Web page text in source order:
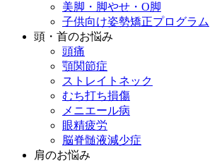
美脚・脚やせ・O脚
子供向け姿勢矯正プログラム
頭・首のお悩み
頭痛
顎関節症
ストレイトネック
むち打ち損傷
メニエール病
眼精疲労
脳脊髄液減少症
肩のお悩み